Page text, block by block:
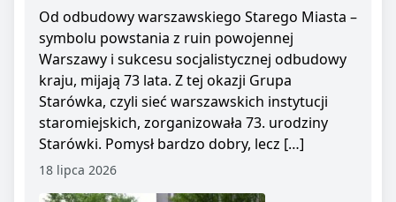
Od odbudowy warszawskiego Starego Miasta –
symbolu powstania z ruin powojennej
Warszawy i sukcesu socjalistycznej odbudowy
kraju, mijają 73 lata. Z tej okazji Grupa
Starówka, czyli sieć warszawskich instytucji
staromiejskich, zorganizowała 73. urodziny
Starówki. Pomysł bardzo dobry, lecz […]
18 lipca 2026